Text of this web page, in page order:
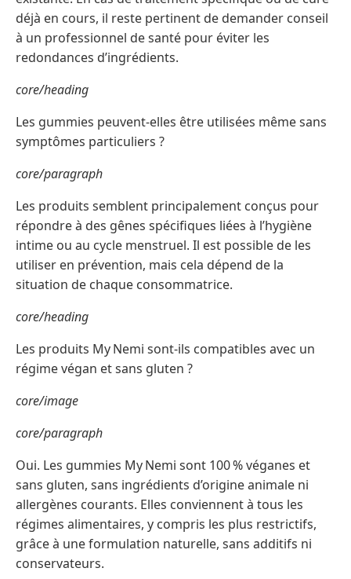
déjà en cours, il reste pertinent de demander conseil
à un professionnel de santé pour éviter les
redondances d’ingrédients.
core/heading
Les gummies peuvent-elles être utilisées même sans
symptômes particuliers ?
core/paragraph
Les produits semblent principalement conçus pour
répondre à des gênes spécifiques liées à l’hygiène
intime ou au cycle menstruel. Il est possible de les
utiliser en prévention, mais cela dépend de la
situation de chaque consommatrice.
core/heading
Les produits My Nemi sont-ils compatibles avec un
régime végan et sans gluten ?
core/image
core/paragraph
Oui. Les gummies My Nemi sont 100 % véganes et
sans gluten, sans ingrédients d’origine animale ni
allergènes courants. Elles conviennent à tous les
régimes alimentaires, y compris les plus restrictifs,
grâce à une formulation naturelle, sans additifs ni
conservateurs.